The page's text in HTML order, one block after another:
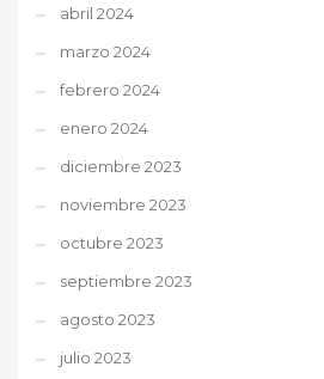
abril 2024
marzo 2024
febrero 2024
enero 2024
diciembre 2023
noviembre 2023
octubre 2023
septiembre 2023
agosto 2023
julio 2023